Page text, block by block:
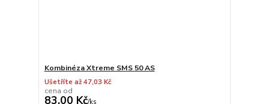
Kombinéza Xtreme SMS 50 AS
Ušetříte až 47,03 Kč
cena od
83,00 Kč/ks